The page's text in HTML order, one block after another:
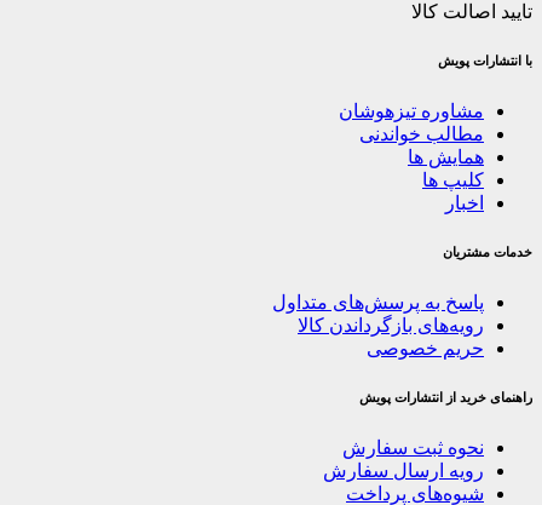
تایید اصالت کالا
با انتشارات پویش
مشاوره تیزهوشان
مطالب خواندنی
همایش ها
کلیپ ها
اخبار
خدمات مشتریان
پاسخ به پرسش‌های متداول
رویه‌های بازگرداندن کالا
حریم خصوصی
راهنمای خرید از انتشارات پویش
نحوه ثبت سفارش
رویه ارسال سفارش
شیوه‌های پرداخت